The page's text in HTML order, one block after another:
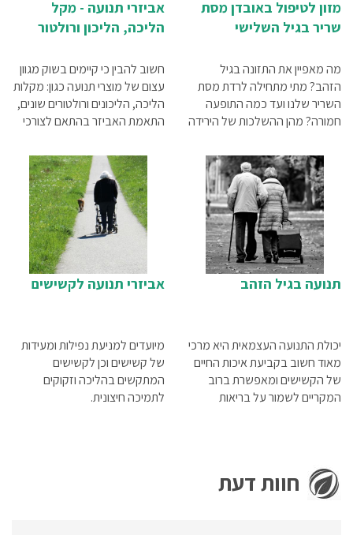
מזון לטיפול באובדן מסת
שריר בגיל השלישי
מה מאפיין את התזונה בגיל
הזהב? מתי מתחילה לרדת מסת
השריר שלנו ועד כמה התופעה
חמורה? מהן ההשלכות של הירידה
התזונתית האופטימלית לטיפול
באובדן מסת שריר?
אביזרי תנועה - מקל
הליכה, הליכון ורולטור
חשוב להבין כי קיימים בשוק מגוון
עצום של מוצרי תנועה כגון: מקלות
הליכה, הליכונים ורולטורים שונים,
התאמת האביזר בהתאם לצורכי
מאמר הסבר קצר על כל אחד
מהאביזרים.
תנועה בגיל הזהב
יכולת התנועה העצמאית היא מרכי
מאוד חשוב בקביעת איכות החיים
של הקשישים ומאפשרת ברוב
המקריים לשמור על בריאות
אביזרי תנועה לקשישים
מיועדים למניעת נפילות ומעידות
של קשישים וכן לקשישים
המתקשים בהליכה וזקוקים
לתמיכה חיצונית.
חוות דעת